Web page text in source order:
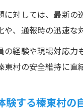
に対しては、最新
や、通報時の迅速な
の経験や現場対応
東村の安全維持に直
験する榛東村の